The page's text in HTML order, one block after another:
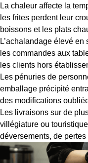
La chaleur affecte la
les frites perdent leur
boissons et les plats
L’achalandage élevé
les commandes aux
les clients hors
Les pénuries de
emballage précipité
des modifications
Les livraisons sur de
villégiature ou
déversements, de pertes